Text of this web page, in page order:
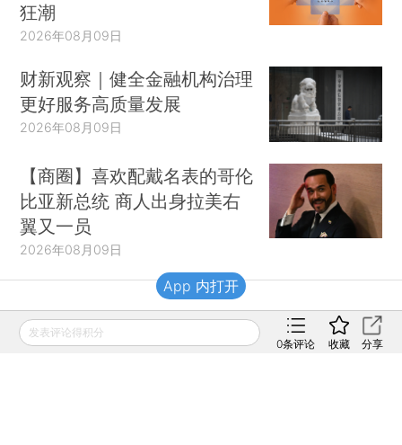
狂潮
2026年08月09日
财新观察｜健全金融机构治理
更好服务高质量发展
2026年08月09日
【商圈】喜欢配戴名表的哥伦
比亚新总统 商人出身拉美右
翼又一员
2026年08月09日
财新移动
发表评论得积分
0条评论 收藏 分享
App 内打开